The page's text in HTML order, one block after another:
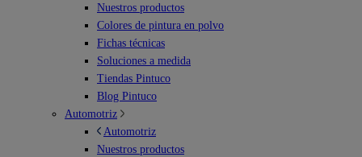
Nuestros productos
Colores de pintura en polvo
Fichas técnicas
Soluciones a medida
Tiendas Pintuco
Blog Pintuco
Automotriz
Automotriz
Nuestros productos